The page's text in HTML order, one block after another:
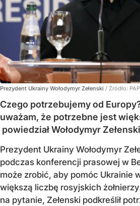
Prezydent Ukrainy Wołodymyr Zełenski / Źródło:
Czego potrzebujemy od
uważam, że potrzebne jest
powiedział Wołodymyr
Prezydent Ukrainy Wołodymyr
podczas konferencji prasowej w
może zrobić, aby pomóc Ukrainie
większą liczbę rosyjskich
na pytanie, Zełenski podkreślił